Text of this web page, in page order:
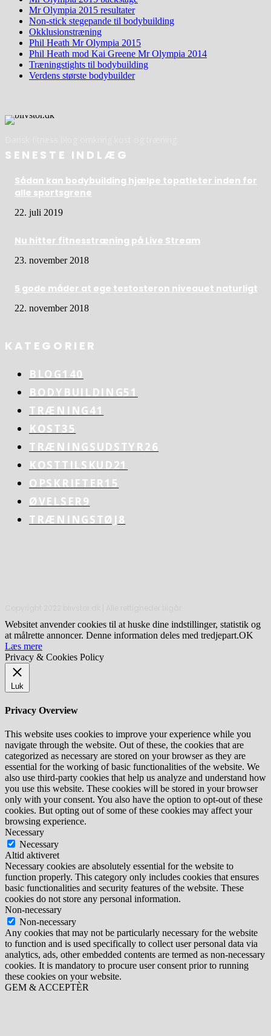
Mr Olympia 2015 resultater
Non-stick stegepande til bodybuilding
Okklusionstræning
Phil Heath Mr Olympia 2015
Phil Heath mod Kai Greene Mr Olympia 2014
Træningstights til bodybuilding
Verdens største bodybuilder
SENESTE INDLÆG
Sådan kan bodybuilding hjælpe topatleter inden for
alle sportsgrene
22. juli 2019
Nu hitter fitnesstræning på Live Stream
23. november 2018
5 gode måder at øge testosteron niveauet naturligt
22. november 2018
KATEGORIER
BLOG140
BODYBUILDING51
TRÆNING41
KOST35
TRÆNINGSUDSTYR26
KOSTTILSKUD21
OPSKRIFTER15
ØVELSER9
TRÆNINGSTØJ 8
Websitet anvender cookies til at huske dine indstillinger, statistik og
at målrette annoncer. Denne information deles med tredjepart.OK
Læs mere
Privacy & Cookies Policy
Luk
Privacy Overview
This website uses cookies to improve your experience while you
navigate through the website. Out of these, the cookies that are
categorized as necessary are stored on your browser as they are
essential for the working of basic functionalities of the website. We
also use third-party cookies that help us analyze and understand how
you use this website. These cookies will be stored in your browser
only with your consent. You also have the option to opt-out of these
cookies. But opting out of some of these cookies may affect your
browsing experience.
Necessary
Necessary
Altid aktiveret
Necessary cookies are absolutely essential for the website to
function properly. This category only includes cookies that ensures
basic functionalities and security features of the website. These
cookies do not store any personal information.
Non-necessary
Non-necessary
Any cookies that may not be particularly necessary for the website
to function and is used specifically to collect user personal data via
analytics, ads, other embedded contents are termed as non-necessary
cookies. It is mandatory to procure user consent prior to running
these cookies on your website.
GEM & ACCEPTÈR